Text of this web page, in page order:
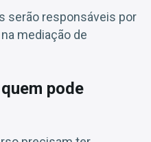
serão responsáveis por
mediação de
pode